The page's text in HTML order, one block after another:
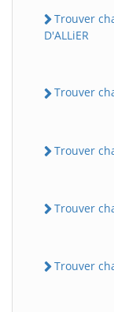
Trouver
D'ALLiER
Trouver
Trouver
Trouver
Trouver